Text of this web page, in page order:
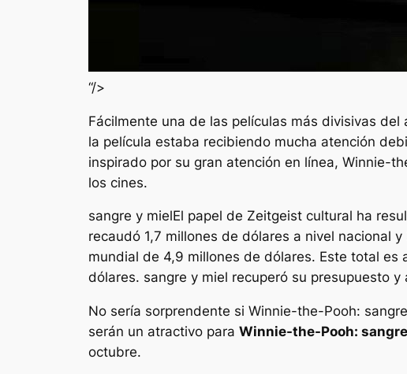
“/>
Fácilmente una de las películas más divisivas del
la película estaba recibiendo mucha atención
inspirado por su gran atención en línea, Winnie-
los cines.
sangre y mielEl papel de Zeitgeist cultural ha
recaudó 1,7 millones de dólares a nivel nacional
mundial de 4,9 millones de dólares. Este total
dólares. sangre y miel recuperó su presupuesto
No sería sorprendente si Winnie-the-Pooh:
serán un atractivo para Winnie-the-Pooh:
octubre.